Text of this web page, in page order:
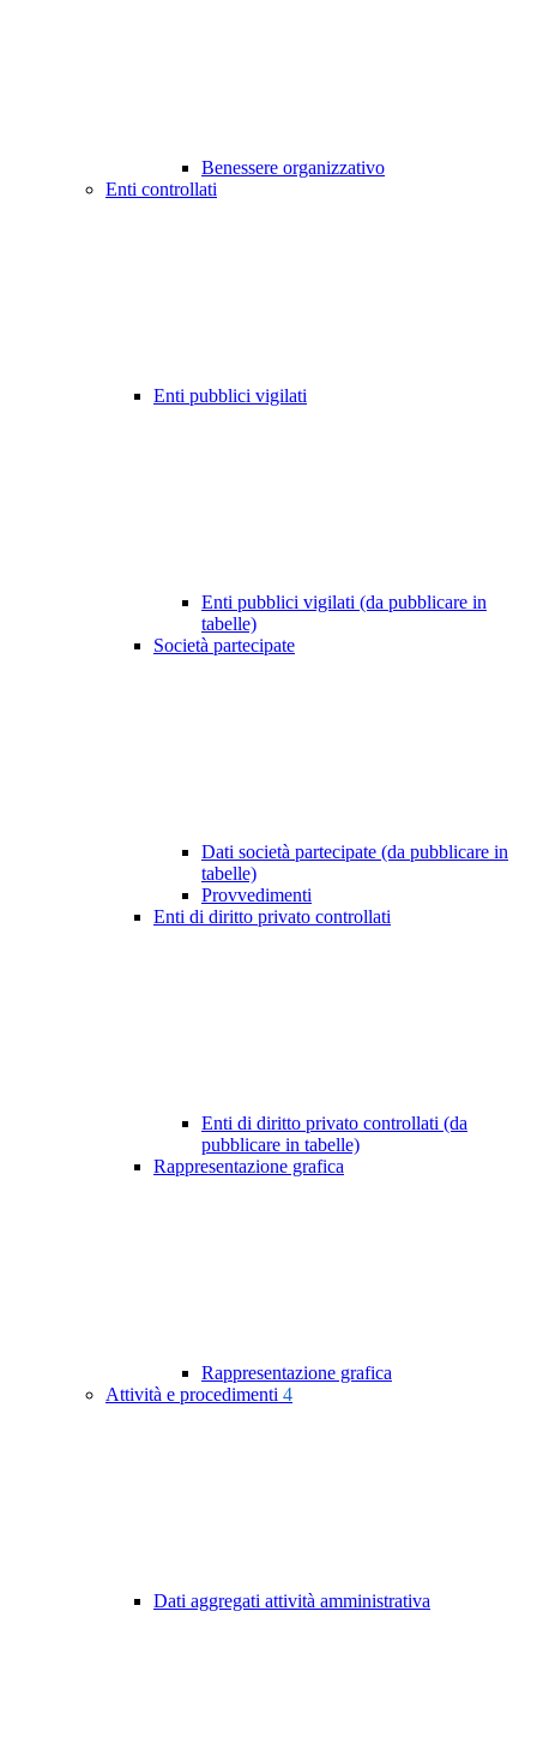
Benessere organizzativo
Enti controllati
Enti pubblici vigilati
Enti pubblici vigilati (da pubblicare in
tabelle)
Società partecipate
Dati società partecipate (da pubblicare in
tabelle)
Provvedimenti
Enti di diritto privato controllati
Enti di diritto privato controllati (da
pubblicare in tabelle)
Rappresentazione grafica
Rappresentazione grafica
Attività e procedimenti 4
Dati aggregati attività amministrativa